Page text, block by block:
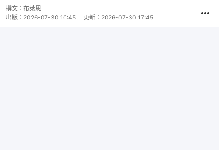
撰文： 布萊恩
出版： 2026-07-30 10:45 更新： 2026-07-30 17:45